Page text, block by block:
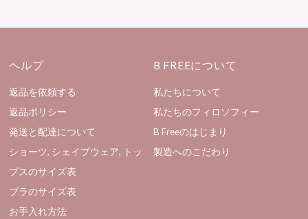
ヘルプ
返品を依頼する
返品ポリシー
発送と配達について
ショーツ, シェイプウェア, トッ
プスのサイズ表
ブラのサイズ表
お手入れ方法
B FREEについて
私たちについて
私たちのフィロソフィー
B Freeのはじまり
製造へのこだわり